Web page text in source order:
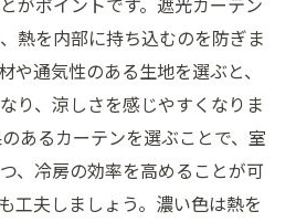
熱を内部に持ち込むのを防ぎま
や通気性のある生地を選ぶと、
り、涼しさを感じやすくなりま
あるカーテンを選ぶことで、室
、冷房の効率を高めることが可
工夫しましょう。濃い色は熱を